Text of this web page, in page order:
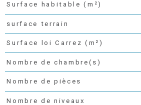
Surface habitable (m²)
surface terrain
Surface loi Carrez (m²)
Nombre de chambre(s)
Nombre de pièces
Nombre de niveaux